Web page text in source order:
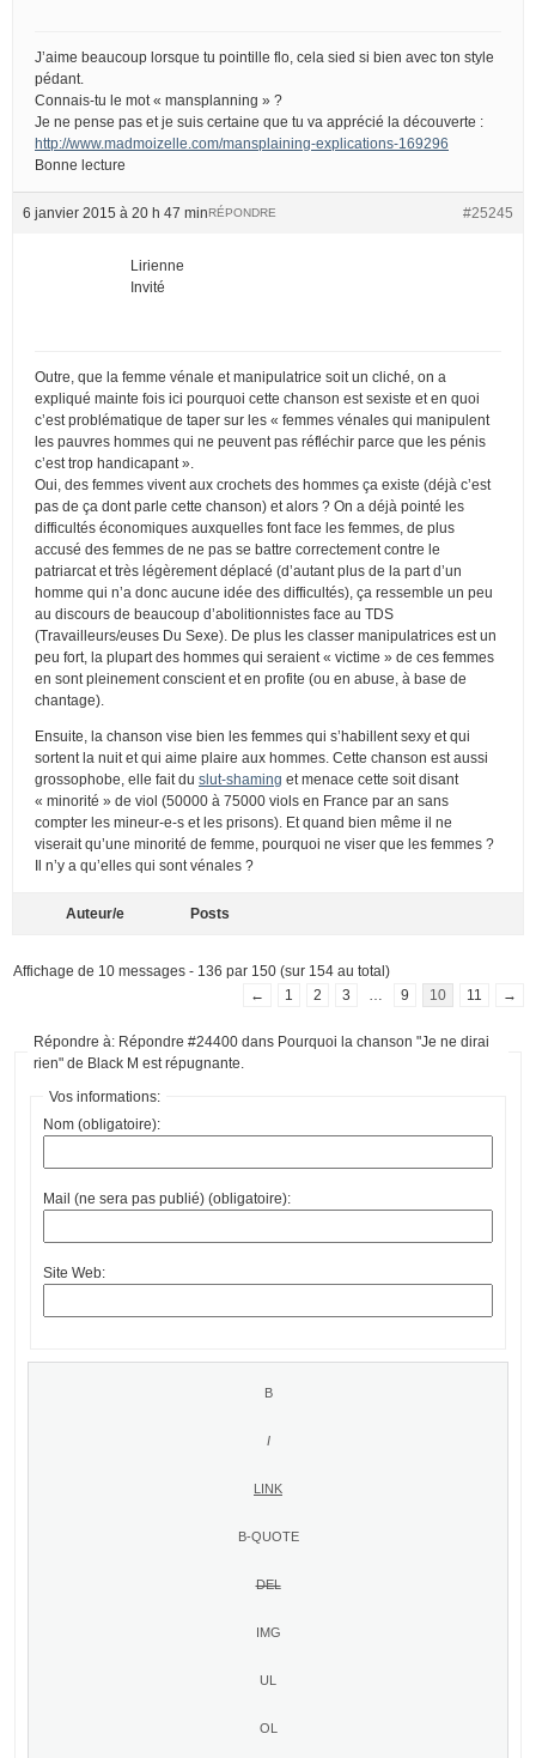
J’aime beaucoup lorsque tu pointille flo, cela sied si bien avec ton style
pédant.
Connais-tu le mot « mansplanning » ?
Je ne pense pas et je suis certaine que tu va apprécié la découverte :
http://www.madmoizelle.com/mansplaining-explications-169296
Bonne lecture
6 janvier 2015 à 20 h 47 min #25245
RÉPONDRE
Lirienne
Invité
Outre, que la femme vénale et manipulatrice soit un cliché, on a
expliqué mainte fois ici pourquoi cette chanson est sexiste et en quoi
c’est problématique de taper sur les « femmes vénales qui manipulent
les pauvres hommes qui ne peuvent pas réfléchir parce que les pénis
c’est trop handicapant ».
Oui, des femmes vivent aux crochets des hommes ça existe (déjà c’est
pas de ça dont parle cette chanson) et alors ? On a déjà pointé les
difficultés économiques auxquelles font face les femmes, de plus
accusé des femmes de ne pas se battre correctement contre le
patriarcat et très légèrement déplacé (d’autant plus de la part d’un
homme qui n’a donc aucune idée des difficultés), ça ressemble un peu
au discours de beaucoup d’abolitionnistes face au TDS
(Travailleurs/euses Du Sexe). De plus les classer manipulatrices est un
peu fort, la plupart des hommes qui seraient « victime » de ces femmes
en sont pleinement conscient et en profite (ou en abuse, à base de
chantage).
Ensuite, la chanson vise bien les femmes qui s’habillent sexy et qui
sortent la nuit et qui aime plaire aux hommes. Cette chanson est aussi
grossophobe, elle fait du slut-shaming et menace cette soit disant
« minorité » de viol (50000 à 75000 viols en France par an sans
compter les mineur-e-s et les prisons). Et quand bien même il ne
viserait qu’une minorité de femme, pourquoi ne viser que les femmes ?
Il n’y a qu’elles qui sont vénales ?
Auteur/e Posts
Affichage de 10 messages - 136 par 150 (sur 154 au total)
←
1 2 3 9 10 11 →
Répondre à: Répondre #24400 dans Pourquoi la chanson "Je ne dirai
rien" de Black M est répugnante.
Vos informations:
Nom (obligatoire):
Mail (ne sera pas publié) (obligatoire):
Site Web: